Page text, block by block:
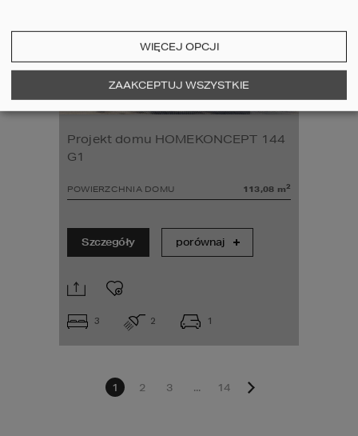
Projekt domu HOMEKONCEPT 144
G1
POWIERZCHNIA DOMU 113,08 m2
3 2 1
Szczegóły porównaj
1 2 3 ... 14
WIĘCEJ OPCJI
ZAAKCEPTUJ WSZYSTKIE